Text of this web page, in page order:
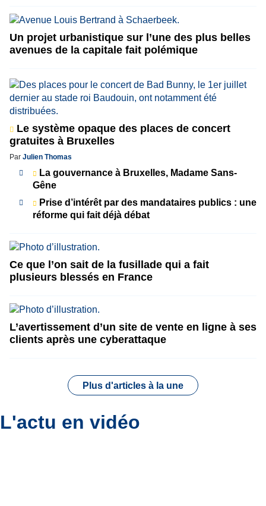
Un projet urbanistique sur l’une des plus belles
avenues de la capitale fait polémique
Le système opaque des places de concert
gratuites à Bruxelles
Par Julien Thomas
La gouvernance à Bruxelles, Madame Sans-
Gêne
Prise d’intérêt par des mandataires publics : une
réforme qui fait déjà débat
Ce que l’on sait de la fusillade qui a fait
plusieurs blessés en France
L’avertissement d’un site de vente en ligne à ses
clients après une cyberattaque
Plus d'articles à la une
L'actu en vidéo